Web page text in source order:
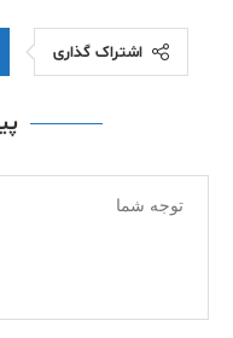
اشتراک گذاری